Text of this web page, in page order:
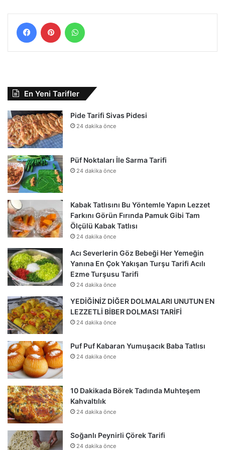
FacebookPinterest
En Yeni Tarifler
Pide Tarifi Sivas Pidesi
24 dakika önce
Püf Noktaları İle Sarma Tarifi
24 dakika önce
Kabak Tatlısını Bu Yöntemle Yapın Lezzet
Farkını Görün Fırında Pamuk Gibi Tam
Ölçülü Kabak Tatlısı
24 dakika önce
Acı Severlerin Göz Bebeği Her Yemeğin
Yanına En Çok Yakışan Turşu Tarifi Acılı
Ezme Turşusu Tarifi
24 dakika önce
YEDİĞİNİZ DİĞER DOLMALARI UNUTUN EN
LEZZETLİ BİBER DOLMASI TARİFİ
24 dakika önce
Puf Puf Kabaran Yumuşacık Baba Tatlısı
24 dakika önce
10 Dakikada Börek Tadında Muhteşem
Kahvaltılık
24 dakika önce
Soğanlı Peynirli Çörek Tarifi
24 dakika önce